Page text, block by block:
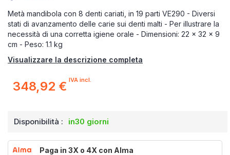
Metà mandibola con 8 denti cariati, in 19 parti VE290 - Diversi
stati di avanzamento delle carie sui denti malti - Per illustrare la
necessità di una corretta igiene orale - Dimensioni: 22 x 32 x 9
cm - Peso: 1.1 kg
Visualizzare la descrizione completa
348,92 € IVA incl.
Disponibilità : in30 giorni
Paga in 3X o 4X con Alma